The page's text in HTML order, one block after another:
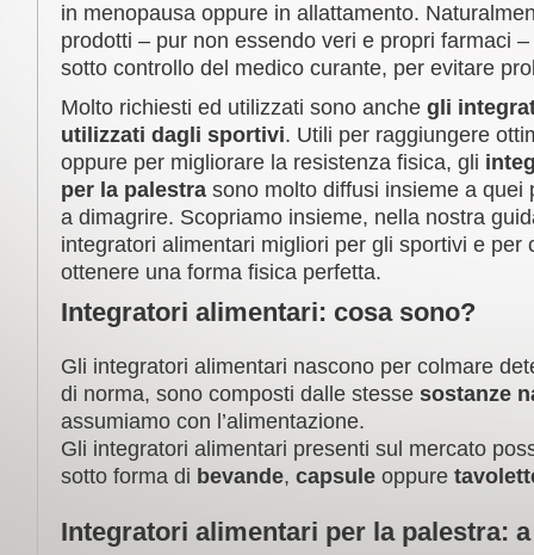
in menopausa oppure in allattamento.
prodotti – pur non essendo veri e propri farmaci
sotto controllo del medico curante, per evitare
Molto richiesti ed utilizzati sono anche gli
utilizzati dagli sportivi. Utili per raggiungere
oppure per migliorare la resistenza fisica, gli
per la palestrasono molto diffusi insieme a quei
a dimagrire. Scopriamo insieme, nella nostra
integratori alimentari migliori per gli sportivi e per
ottenere una forma fisica perfetta.
Integratori alimentari: cosa sono?
Gli integratori alimentari nascono per colmare
di norma, sono composti dalle stesse sostanze
assumiamo con l’alimentazione.
Gli integratori alimentari presenti sul mercato
sotto forma di bevande, capsuleoppure
Integratori alimentari per la palestra: